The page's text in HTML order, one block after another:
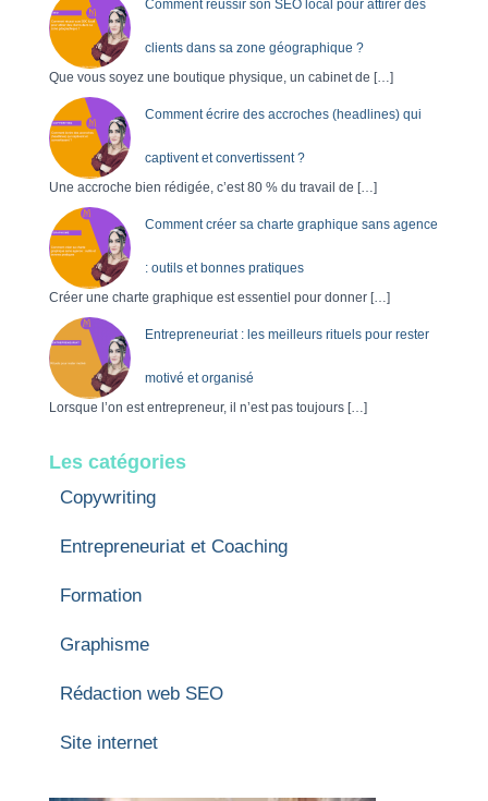
: Comment réussir son SEO local pour attirer des
clients dans sa zone géographique ?
Que vous soyez une boutique physique, un cabinet de […]
Comment écrire des accroches (headlines) qui
captivent et convertissent ?
Une accroche bien rédigée, c’est 80 % du travail de […]
Comment créer sa charte graphique sans agence
: outils et bonnes pratiques
Créer une charte graphique est essentiel pour donner […]
Entrepreneuriat : les meilleurs rituels pour rester
motivé et organisé
Lorsque l’on est entrepreneur, il n’est pas toujours […]
Les catégories
Copywriting
Entrepreneuriat et Coaching
Formation
Graphisme
Rédaction web SEO
Site internet